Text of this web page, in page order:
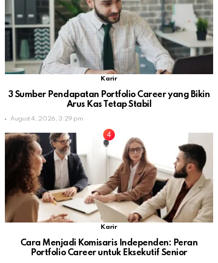
Karir
3 Sumber Pendapatan Portfolio Career yang Bikin
Arus Kas Tetap Stabil
August 4, 2026, 3:29 pm
Karir
Cara Menjadi Komisaris Independen: Peran
Portfolio Career untuk Eksekutif Senior